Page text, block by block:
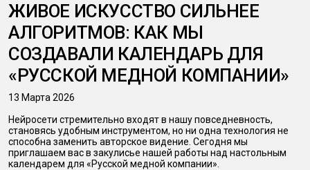
ЖИВОЕ ИСКУССТВО СИЛЬНЕЕ
АЛГОРИТМОВ: КАК МЫ
СОЗДАВАЛИ КАЛЕНДАРЬ ДЛЯ
«РУССКОЙ МЕДНОЙ КОМПАНИИ»
13 Марта 2026
Нейросети стремительно входят в нашу повседневность,
становясь удобным инструментом, но ни одна технология не
способна заменить авторское видение. Сегодня мы
приглашаем вас в закулисье нашей работы над настольным
календарем для «Русской медной компании».